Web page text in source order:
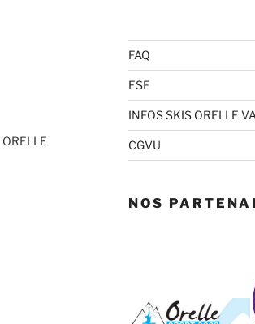
FAQ
ESF
INFOS SKIS ORELLE
CGVU
NOS